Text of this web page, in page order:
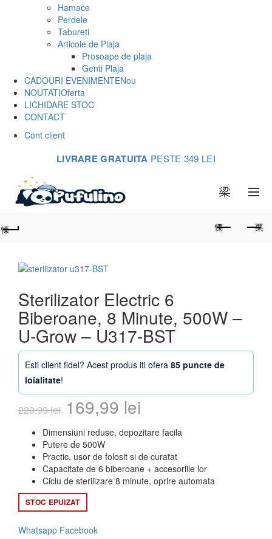
Hamace
Perdele
Tabureti
Articole de Plaja
Prosoape de plaja
Genti Plaja
CADOURI EVENIMENTENou
NOUTATIOferta
LICHIDARE STOC
CONTACT
Cont client
LIVRARE GRATUITA PESTE 349 LEI
Sterilizator Electric 6
Biberoane, 8 Minute, 500W –
U-Grow – U317-BST
Esti client fidel? Acest produs iti ofera 85 puncte de
loialitate!
229,99lei Prețul
inițial
a
fost:
229,99 lei.
169,99 lei
curent
este:
169,99 lei.
Dimensiuni reduse, depozitare facila
Putere de 500W
Practic, usor de folosit si de curatat
Capacitate de 6 biberoane + accesoriile lor
Ciclu de sterilizare 8 minute, oprire automata
STOC EPUIZAT
Whatsapp Facebook